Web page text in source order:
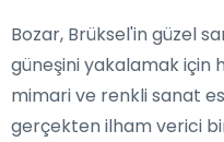
Bozar, Brüksel'in güzel
güneşini yakalamak için
mimari ve renkli sanat
gerçekten ilham verici